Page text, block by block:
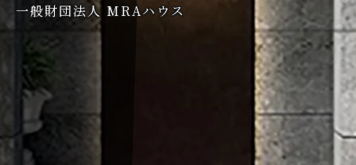
一般財団法人 MRAハウス